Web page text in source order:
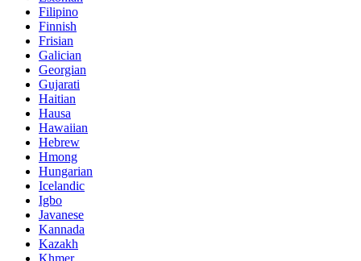
Filipino
Finnish
Frisian
Galician
Georgian
Gujarati
Haitian
Hausa
Hawaiian
Hebrew
Hmong
Hungarian
Icelandic
Igbo
Javanese
Kannada
Kazakh
Khmer